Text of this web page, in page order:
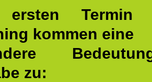
ersten
kommen eine
zu: